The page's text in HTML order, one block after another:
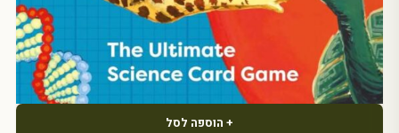
+ הוספה לסל